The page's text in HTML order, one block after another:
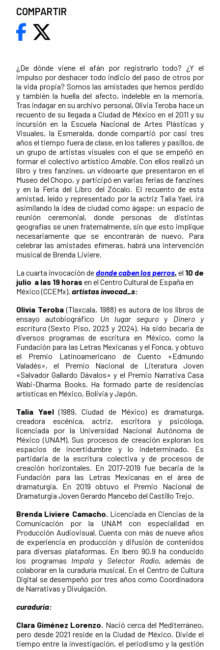
¿De dónde viene el afán por registrarlo todo? ¿Y el
impulso por deshacer todo indicio del paso de otros por
la vida propia? Somos las amistades que hemos perdido
y también la huella del afecto, indeleble en la memoria.
Tras indagar en su archivo personal, Olivia Teroba hace un
recuento de su llegada a Ciudad de México en el 2011 y su
incursión en la Escuela Nacional de Artes Plásticas y
Visuales, la Esmeralda, donde compartió por casi tres
años el tiempo fuera de clase, en los talleres y pasillos, de
un grupo de artistas visuales con el que se empeñó en
formar el colectivo artístico Amable. Con ellos realizó un
libro y tres fanzines, un videoarte que presentaron en el
Museo del Chopo, y participó en varias ferias de fanzines
y en la Feria del Libro del Zócalo. El recuento de esta
amistad, leído y representado por la actriz Talia Yael, irá
asimilando la idea de ciudad como ágape: un espacio de
reunión ceremonial, donde personas de distintas
geografías se unen fraternalmente, sin que esto implique
necesariamente que se encontrarán de nuevo. Para
celebrar las amistades efímeras, habrá una intervención
musical de Brenda Liviere.
La cuarta invocación dedonde caben los perros, el 10 de
julio a las 19 horas en el Centro Cultural de España en
México (CCEMx). artistas invocad_s:
Olivia Teroba (Tlaxcala, 1988) es autora de los libros de
ensayo autobiográfico Un lugar seguro y Dinero y
escritura(Sexto Piso, 2023 y 2024). Ha sido becaria de
diversos programas de escritura en México, como la
Fundación para las Letras Mexicanas y el Fonca, y obtuvo
el Premio Latinoamericano de Cuento «Edmundo
Valadés», el Premio Nacional de Literatura Joven
«Salvador Gallardo Dávalos» y el Premio Narrativa Casa
Wabi-Dharma Books. Ha formado parte de residencias
artísticas en México, Bolivia y Japón.
Talia Yael (1989, Ciudad de México) es dramaturga,
creadora escénica, actriz, escritora y psicóloga,
licenciada por la Universidad Nacional Autónoma de
México (UNAM). Sus procesos de creación exploran los
espacios de incertidumbre y lo indeterminado. Es
partidaria de la escritura colectiva y de procesos de
creación horizontales. En 2017-2019 fue becaria de la
Fundación para las Letras Mexicanas en el área de
dramaturgia. En 2019 obtuvo el Premio Nacional de
Dramaturgia Joven Gerardo Mancebo del Castillo Trejo.
Brenda Liviere Camacho. Licenciada en Ciencias de la
Comunicación por la UNAM con especialidad en
Producción Audiovisual. Cuenta con más de nueve años
de experiencia en producción y difusión de contenidos
para diversas plataformas. En Ibero 90.9 ha conducido
los programas Impala y Selector Radio, además de
colaborar en la curaduría musical. En el Centro de Cultura
Digital se desempeñó por tres años como Coordinadora
de Narrativas y Divulgación.
curaduría:
Clara Giménez Lorenzo. Nació cerca del Mediterráneo,
pero desde 2021 reside en la Ciudad de México. Divide el
tiempo entre la investigación, el periodismo y la gestión
COMPARTIR